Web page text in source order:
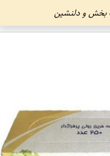
بخش و دلنشین